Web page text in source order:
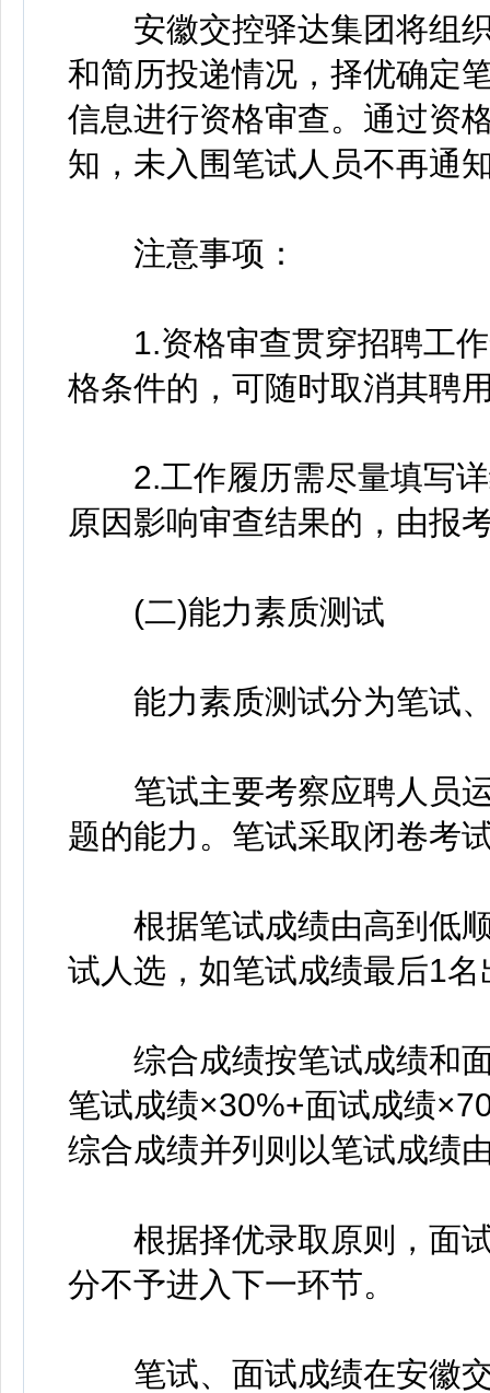
安徽交控驿达集团将组织
和简历投递情况，择优确定
信息进行资格审查。通过资
知，未入围笔试人员不再通
注意事项：
1.资格审查贯穿招聘工作
格条件的，可随时取消其聘
2.工作履历需尽量填写详
原因影响审查结果的，由报
(二)能力素质测试
能力素质测试分为笔试
笔试主要考察应聘人员运
题的能力。笔试采取闭卷考
根据笔试成绩由高到低顺
试人选，如笔试成绩最后1
综合成绩按笔试成绩和面
笔试成绩×30%+面试成绩
综合成绩并列则以笔试成绩
根据择优录取原则，面试
分不予进入下一环节。
笔试、面试成绩在安徽交